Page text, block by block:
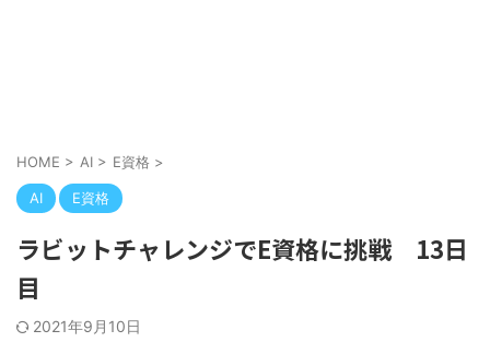
HOME > AI > E資格 >
AI E資格
ラビットチャレンジでE資格に挑戦 13日
目
2021年9月10日